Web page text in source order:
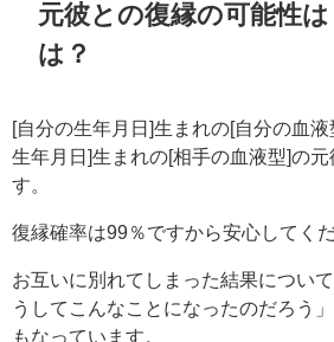
元彼との復縁の可能性
は？
[自分の生年月日]生まれの[自分の血
生年月日]生まれの[相手の血液型]の
す。
復縁確率は99％ですから安心してくだ
お互いに別れてしまった結果につい
うしてこんなことになったのだろう
もなっています。